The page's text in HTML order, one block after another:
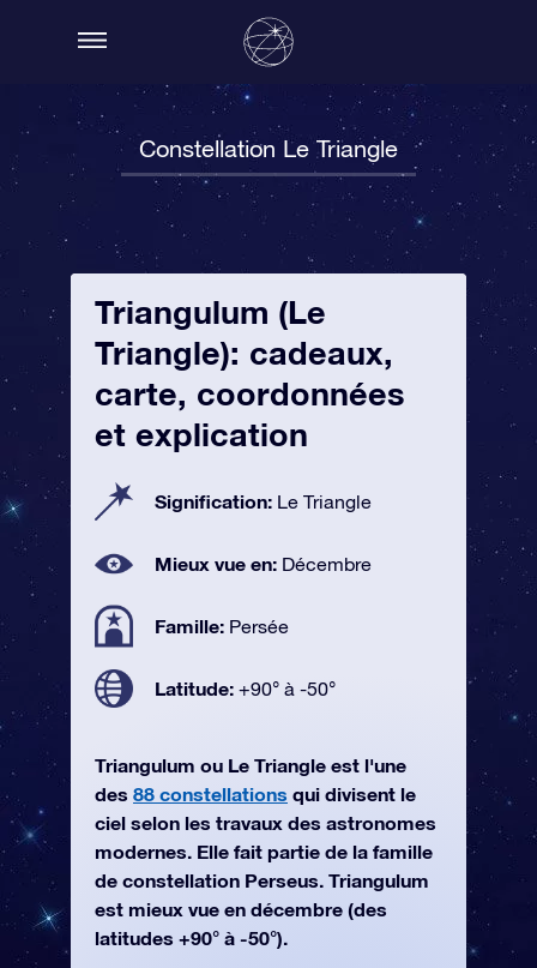
Constellation Le Triangle
Triangulum (Le
Triangle): cadeaux,
carte, coordonnées
et explication
Signification: Le Triangle
Mieux vue en: Décembre
Famille: Persée
Latitude: +90° à -50°
Triangulum ou Le Triangle est l'une
des 88 constellations qui divisent le
ciel selon les travaux des astronomes
modernes. Elle fait partie de la famille
de constellation Perseus. Triangulum
est mieux vue en décembre (des
latitudes +90° à -50°).